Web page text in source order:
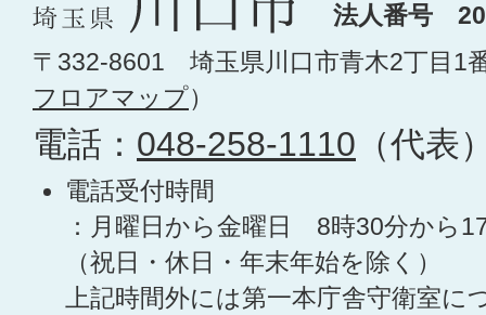
法人番号
〒332-8601 埼玉県川口市青木2丁目1
フロアマップ）
電話： 048-258-1110 （代表
電話受付時間
：月曜日から金曜日 8時30分から
（祝日・休日・年末年始を除く）
上記時間外には第一本庁舎守衛室に